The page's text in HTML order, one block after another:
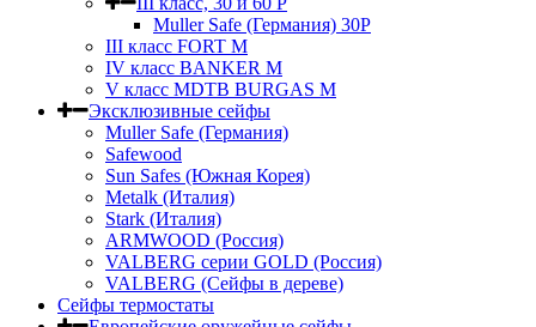
Muller Safe (Германия) 30Р
III класс FORT M
IV класс BANKER M
V класс МDTB BURGAS M
Эксклюзивные сейфы
Muller Safe (Германия)
Safewood
Sun Safes (Южная Корея)
Metalk (Италия)
Stark (Италия)
ARMWOOD (Россия)
VALBERG серии GOLD (Россия)
VALBERG (Сейфы в дереве)
Сейфы термостаты